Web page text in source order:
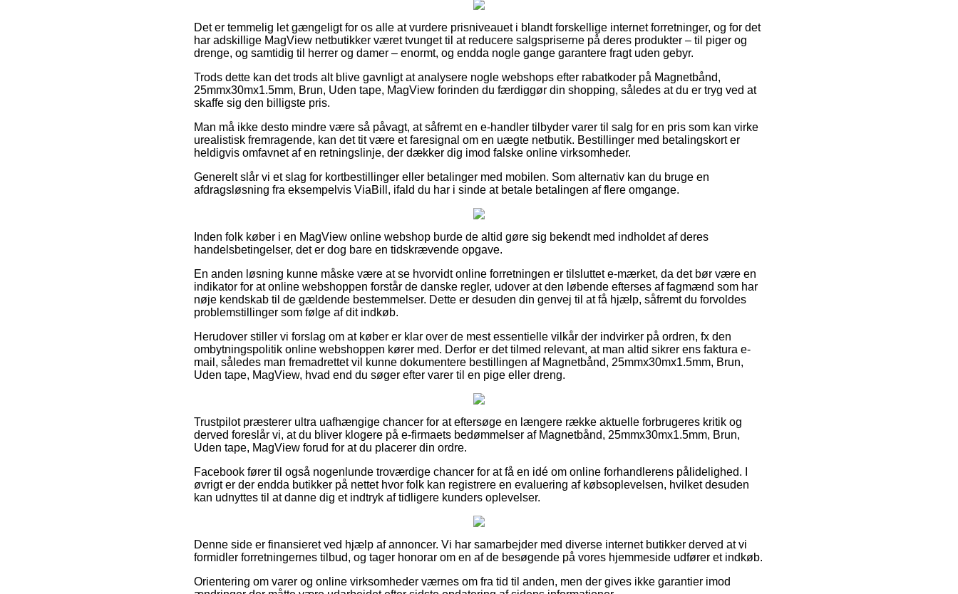
Det er temmelig let gængeligt for os alle at vurdere prisniveauet i blandt forskellige internet forretninger, og for det
har adskillige MagView netbutikker været tvunget til at reducere salgspriserne på deres produkter – til piger og
drenge, og samtidig til herrer og damer – enormt, og endda nogle gange garantere fragt uden gebyr.
Trods dette kan det trods alt blive gavnligt at analysere nogle webshops efter rabatkoder på Magnetbånd,
25mmx30mx1.5mm, Brun, Uden tape, MagView forinden du færdiggør din shopping, således at du er tryg ved at
skaffe sig den billigste pris.
Man må ikke desto mindre være så påvagt, at såfremt en e-handler tilbyder varer til salg for en pris som kan virke
urealistisk fremragende, kan det tit være et faresignal om en uægte netbutik. Bestillinger med betalingskort er
heldigvis omfavnet af en retningslinje, der dækker dig imod falske online virksomheder.
Generelt slår vi et slag for kortbestillinger eller betalinger med mobilen. Som alternativ kan du bruge en
afdragsløsning fra eksempelvis ViaBill, ifald du har i sinde at betale betalingen af flere omgange.
Inden folk køber i en MagView online webshop burde de altid gøre sig bekendt med indholdet af deres
handelsbetingelser, det er dog bare en tidskrævende opgave.
En anden løsning kunne måske være at se hvorvidt online forretningen er tilsluttet e-mærket, da det bør være en
indikator for at online webshoppen forstår de danske regler, udover at den løbende efterses af fagmænd som har
nøje kendskab til de gældende bestemmelser. Dette er desuden din genvej til at få hjælp, såfremt du forvoldes
problemstillinger som følge af dit indkøb.
Herudover stiller vi forslag om at køber er klar over de mest essentielle vilkår der indvirker på ordren, fx den
ombytningspolitik online webshoppen kører med. Derfor er det tilmed relevant, at man altid sikrer ens faktura e-
mail, således man fremadrettet vil kunne dokumentere bestillingen af Magnetbånd, 25mmx30mx1.5mm, Brun,
Uden tape, MagView, hvad end du søger efter varer til en pige eller dreng.
Trustpilot præsterer ultra uafhængige chancer for at eftersøge en længere række aktuelle forbrugeres kritik og
derved foreslår vi, at du bliver klogere på e-firmaets bedømmelser af Magnetbånd, 25mmx30mx1.5mm, Brun,
Uden tape, MagView forud for at du placerer din ordre.
Facebook fører til også nogenlunde troværdige chancer for at få en idé om online forhandlerens pålidelighed. I
øvrigt er der endda butikker på nettet hvor folk kan registrere en evaluering af købsoplevelsen, hvilket desuden
kan udnyttes til at danne dig et indtryk af tidligere kunders oplevelser.
Denne side er finansieret ved hjælp af annoncer. Vi har samarbejder med diverse internet butikker derved at vi
formidler forretningernes tilbud, og tager honorar om en af de besøgende på vores hjemmeside udfører et indkøb.
Orientering om varer og online virksomheder værnes om fra tid til anden, men der gives ikke garantier imod